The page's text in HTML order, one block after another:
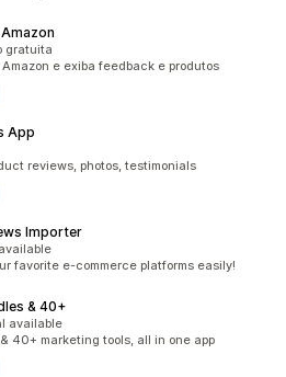
gratuita
e exiba feedback e produtos
App
reviews, photos, testimonials
Importer
favorite e-commerce platforms easily!
& 40+
available
40+ marketing tools, all in one app